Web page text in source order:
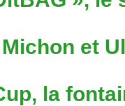
et
la